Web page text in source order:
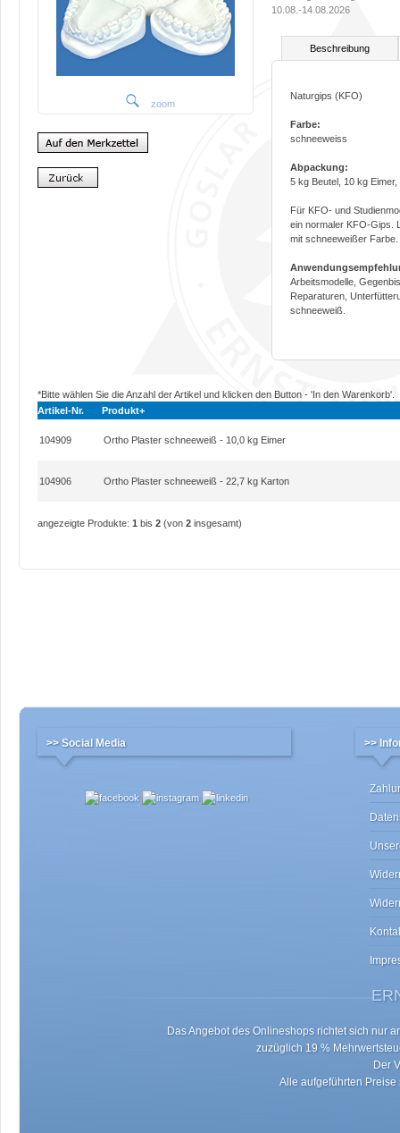
zoom
10.08.-14.08.2026
Beschreibung
Naturgips (KFO)
Farbe:
schneeweiss
Abpackung:
5 kg Beutel, 10 kg
Für KFO- und
ein normaler KFO-Gips.
mit schneeweißer Farbe.
Arbeitsmodelle,
Reparaturen,
schneeweiß.
*Bitte wählen Sie die Anzahl der Artikel und klicken den Button - 'In den Warenkorb'.
Artikel-Nr.
Produkt+
104909 Ortho Plaster schneeweiß - 10,0 kg Eimer
104906 Ortho Plaster schneeweiß - 22,7 kg Karton
angezeigte Produkte: 1 bis 2 (von 2 insgesamt)
>> Social Media >>
Das Angebot des Onlineshops richtet sich nur
zuzüglich 19 %
Der
Alle aufgeführten